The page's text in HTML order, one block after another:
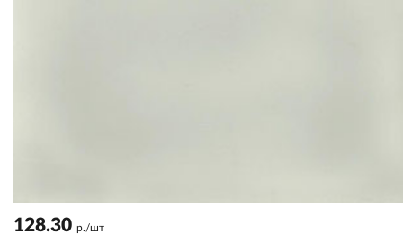
128.30 р./шт